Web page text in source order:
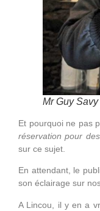
Mr Guy
Et pourquoi ne pas
réservation pour
sur ce sujet.
En attendant, le
son éclairage sur
A Lincou, il y en a